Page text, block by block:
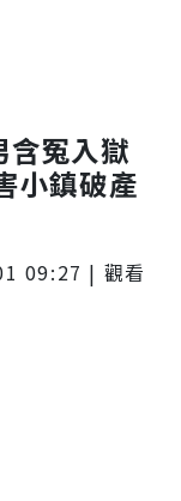
含冤入獄
小鎮破產
09:27 | 觀看